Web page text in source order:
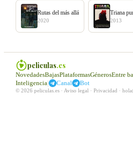
Rutas del más allá
2020
Triana
2013
peliculas.es
NovedadesBajasPlataformasGénerosEntre
Inteligencia| Canal Bot
© 2026 peliculas.es · Aviso legal · Privacidad ·